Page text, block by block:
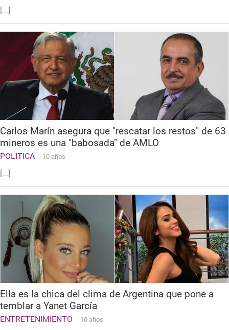
[...]
Carlos Marín asegura que "rescatar los restos" de 63
mineros es una "babosada" de AMLO
POLITICA 10 años
[...]
Ella es la chica del clima de Argentina que pone a
temblar a Yanet García
ENTRETENIMIENTO 10 años